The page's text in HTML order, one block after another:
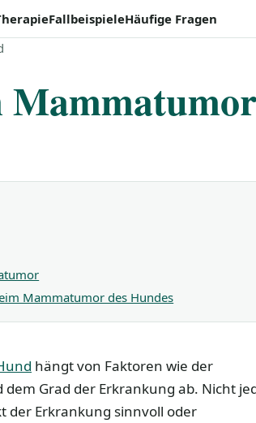
FallbeispieleHäufige Fragen
Mammatumor
Mammatumor des Hundes
hängt von Faktoren wie der
Grad der Erkrankung ab. Nicht
der Erkrankung sinnvoll oder